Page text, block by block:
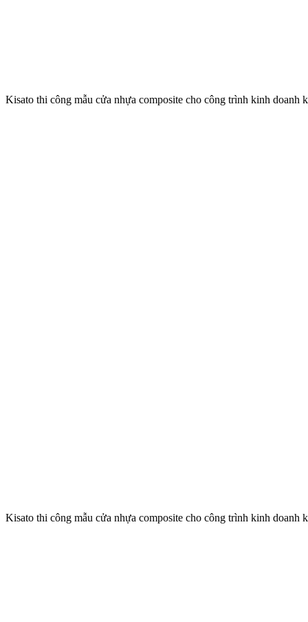
Kisato thi công mẫu cửa nhựa composite cho công trình kinh doanh
Kisato thi công mẫu cửa nhựa composite cho công trình kinh doanh